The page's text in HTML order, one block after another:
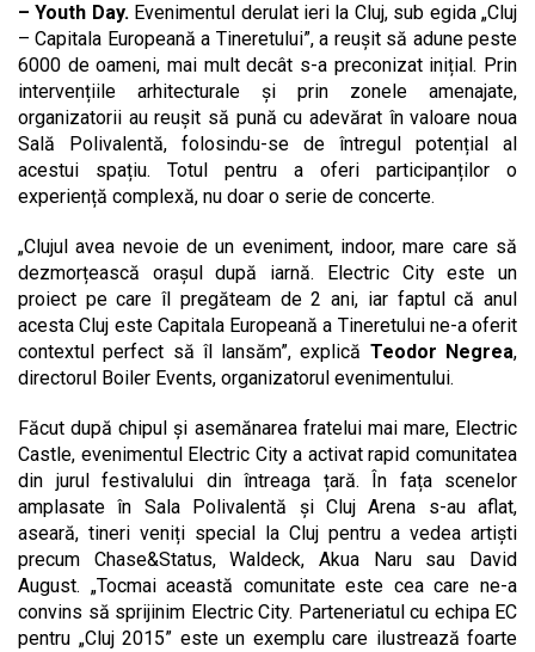
– Youth Day.Evenimentul derulat ieri la Cluj, sub egida „Cluj
– Capitala Europeană a Tineretului”, a reușit să adune peste
6000 de oameni, mai mult decât s-a preconizat inițial. Prin
intervențiile arhitecturale și prin zonele amenajate,
organizatorii au reușit să pună cu adevărat în valoare noua
Sală Polivalentă, folosindu-se de întregul potențial al
acestui spațiu. Totul pentru a oferi participanților o
experiență complexă, nu doar o serie de concerte.
„Clujul avea nevoie de un eveniment, indoor, mare care să
dezmorțească orașul după iarnă. Electric City este un
proiect pe care îl pregăteam de 2 ani, iar faptul că anul
acesta Cluj este Capitala Europeană a Tineretului ne-a oferit
contextul perfect să îl lansăm”, explică Teodor Negrea,
directorul Boiler Events, organizatorul evenimentului.
Făcut după chipul și asemănarea fratelui mai mare, Electric
Castle, evenimentul Electric City a activat rapid comunitatea
din jurul festivalului din întreaga țară. În fața scenelor
amplasate în Sala Polivalentă și Cluj Arena s-au aflat,
aseară, tineri veniți special la Cluj pentru a vedea artiști
precum Chase&Status, Waldeck, Akua Naru sau David
August. „Tocmai această comunitate este cea care ne-a
convins să sprijinim Electric City. Parteneriatul cu echipa EC
pentru „Cluj 2015” este un exemplu care ilustrează foarte